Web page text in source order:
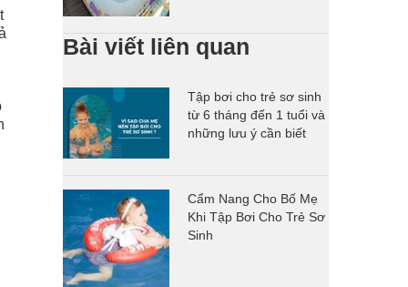
Bài viết liên quan
Tập bơi cho trẻ sơ sinh
từ 6 tháng đến 1 tuổi và
những lưu ý cần biết
Cẩm Nang Cho Bố Mẹ
Khi Tập Bơi Cho Trẻ Sơ
Sinh